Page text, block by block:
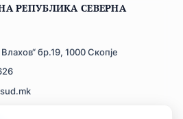
РЕПУБЛИКА СЕВЕРНА
бр.19, 1000 Скопје